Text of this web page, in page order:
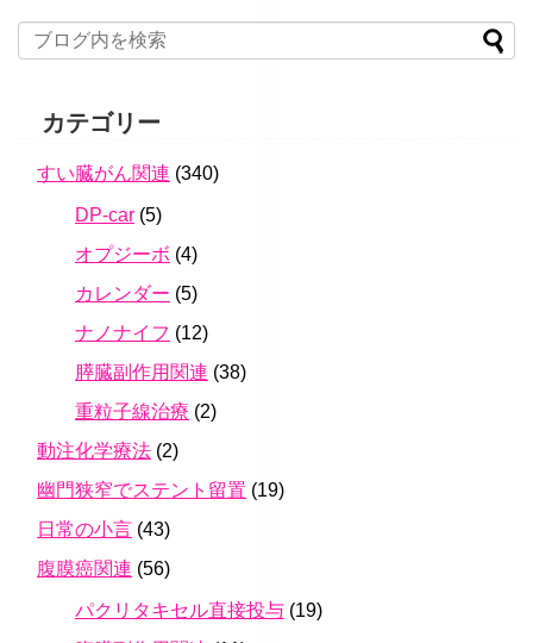
カテゴリー
すい臓がん関連 (340)
DP-car (5)
オプジーボ (4)
カレンダー (5)
ナノナイフ (12)
膵臓副作用関連 (38)
重粒子線治療 (2)
動注化学療法 (2)
幽門狭窄でステント留置 (19)
日常の小言 (43)
腹膜癌関連 (56)
パクリタキセル直接投与 (19)